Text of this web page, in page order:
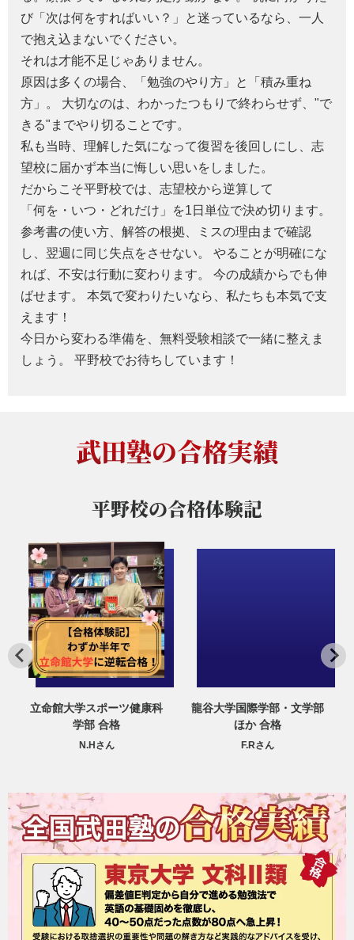
び「次は何をすればいい？」と迷っているなら、一人
で抱え込まないでください。
それは才能不足じゃありません。
原因は多くの場合、「勉強のやり方」と「積み重ね
方」。 大切なのは、わかったつもりで終わらせず、"で
きる"までやり切ることです。
私も当時、理解した気になって復習を後回しにし、志
望校に届かず本当に悔しい思いをしました。
だからこそ平野校では、志望校から逆算して
「何を・いつ・どれだけ」を1日単位で決め切ります。
参考書の使い方、解答の根拠、ミスの理由まで確認
し、翌週に同じ失点をさせない。 やることが明確にな
れば、不安は行動に変わります。 今の成績からでも伸
ばせます。 本気で変わりたいなら、私たちも本気で支
えます！
今日から変わる準備を、無料受験相談で一緒に整えま
しょう。 平野校でお待ちしています！
武田塾の合格実績
平野校の合格体験記
立命館大学スポーツ健康科
学部 合格
N.Hさん
龍谷大学国際学部・文学部
ほか 合格
F.Rさん